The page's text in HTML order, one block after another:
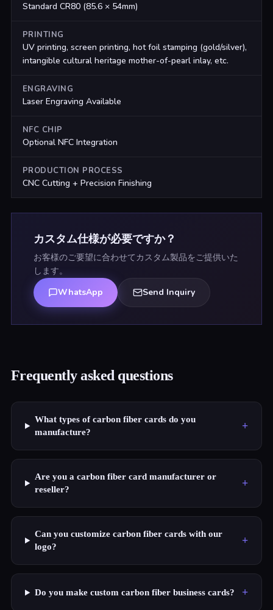
Standard CR80 (85.6 × 54mm)
PRINTING
UV printing, screen printing, hot foil stamping (gold/silver),
intangible cultural heritage mother-of-pearl inlay, etc.
ENGRAVING
Laser Engraving Available
NFC CHIP
Optional NFC Integration
PRODUCTION PROCESS
CNC Cutting + Precision Finishing
カスタム仕様が必要ですか？
お客様のご要望に合わせてカスタム製品をご提供いた
します。
WhatsApp
Send Inquiry
Frequently asked questions
What types of carbon fiber cards do you
manufacture?
+
Are you a carbon fiber card manufacturer or
reseller?
+
Can you customize carbon fiber cards with our
logo?
+
Do you make custom carbon fiber business cards? +